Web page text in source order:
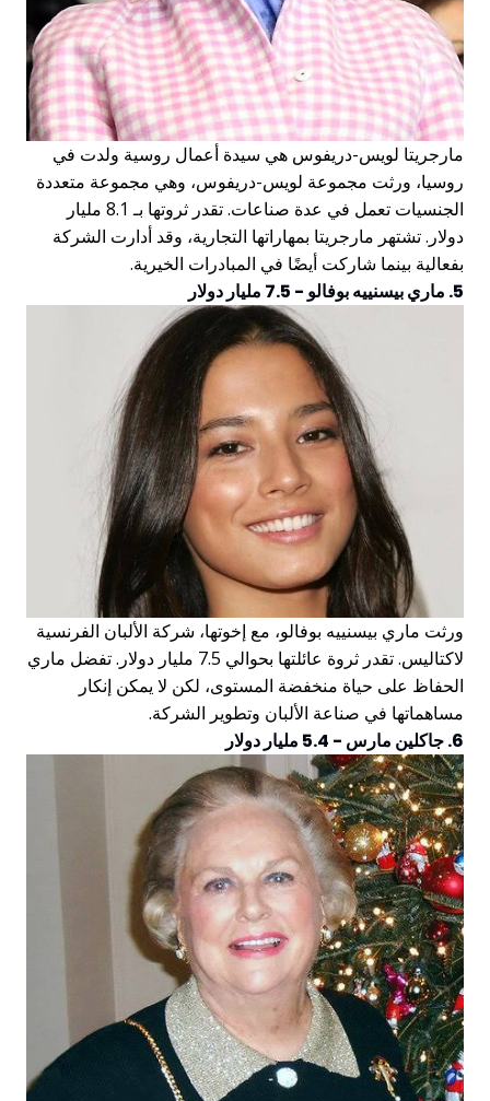
مارجريتا لويس-دريفوس هي سيدة أعمال روسية ولدت في
روسيا، ورثت مجموعة لويس-دريفوس، وهي مجموعة متعددة
الجنسيات تعمل في عدة صناعات. تقدر ثروتها بـ 8.1 مليار
دولار. تشتهر مارجريتا بمهاراتها التجارية، وقد أدارت الشركة
بفعالية بينما شاركت أيضًا في المبادرات الخيرية.
5. ماري بيسنييه بوفالو - 7.5 مليار دولار
ورثت ماري بيسنييه بوفالو، مع إخوتها، شركة الألبان الفرنسية
لاكتاليس. تقدر ثروة عائلتها بحوالي 7.5 مليار دولار. تفضل ماري
الحفاظ على حياة منخفضة المستوى، لكن لا يمكن إنكار
مساهماتها في صناعة الألبان وتطوير الشركة.
6. جاكلين مارس - 5.4 مليار دولار